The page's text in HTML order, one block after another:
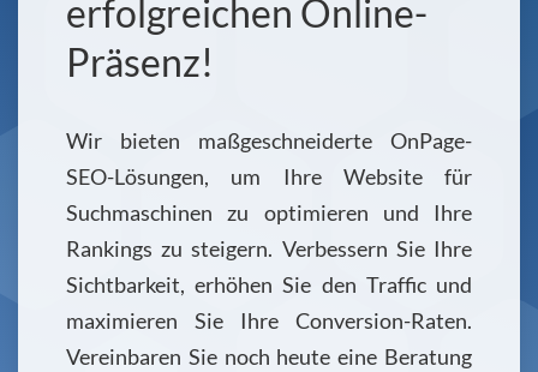
erfolgreichen Online-
Präsenz!
Wir bieten maßgeschneiderte OnPage-
SEO-Lösungen, um Ihre Website für
Suchmaschinen zu optimieren und Ihre
Rankings zu steigern. Verbessern Sie Ihre
Sichtbarkeit, erhöhen Sie den Traffic und
maximieren Sie Ihre Conversion-Raten.
Vereinbaren Sie noch heute eine Beratung